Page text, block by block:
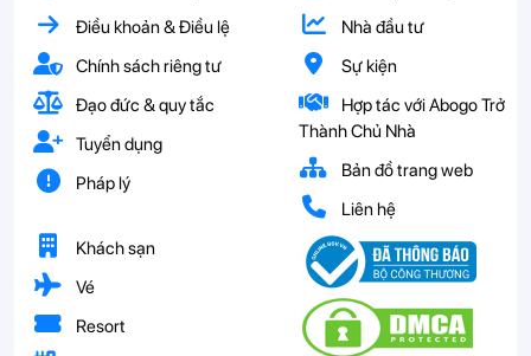
Điều khoản & Điều lệ
Chính sách riêng tư
Đạo đức & quy tắc
Tuyển dụng
Pháp lý
Nhà đầu tư
Sự kiện
Hợp tác với Abogo Trở
Thành Chủ Nhà
Bản đồ trang web
Liên hệ
Khách sạn
Vé
Resort